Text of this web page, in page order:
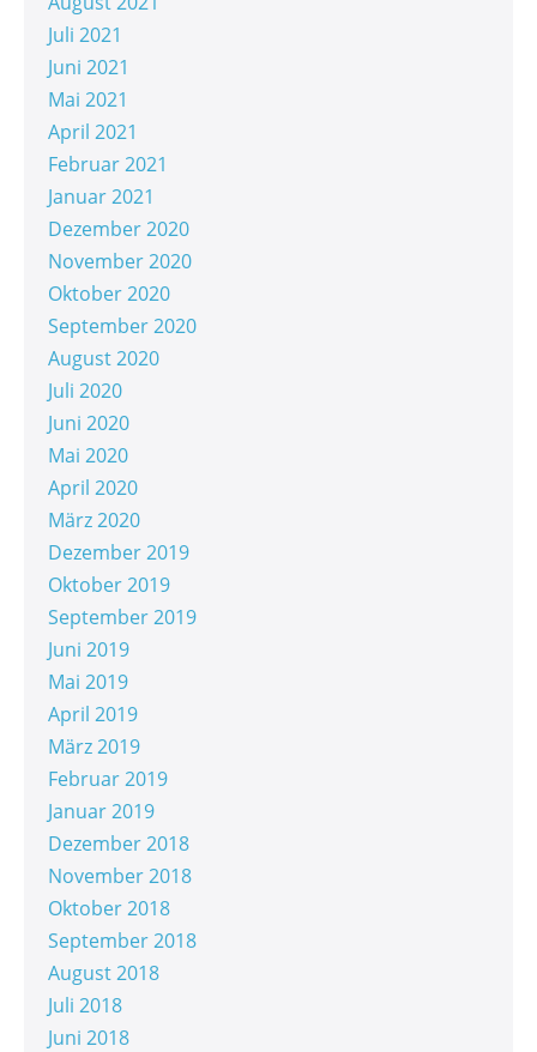
Juli 2021
Juni 2021
Mai 2021
April 2021
Februar 2021
Januar 2021
Dezember 2020
November 2020
Oktober 2020
September 2020
August 2020
Juli 2020
Juni 2020
Mai 2020
April 2020
März 2020
Dezember 2019
Oktober 2019
September 2019
Juni 2019
Mai 2019
April 2019
März 2019
Februar 2019
Januar 2019
Dezember 2018
November 2018
Oktober 2018
September 2018
August 2018
Juli 2018
Juni 2018